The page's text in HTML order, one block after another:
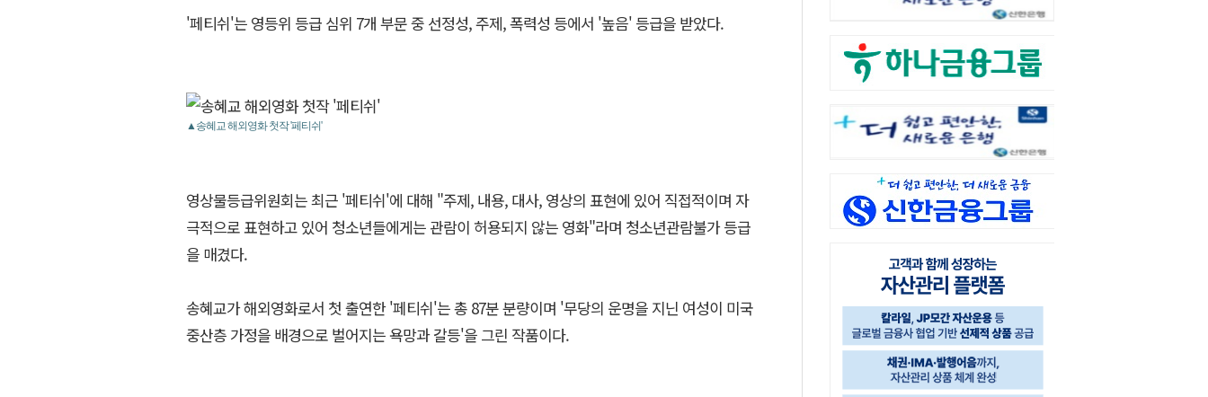
'페티쉬'는 영등위 등급 심위 7개 부문 중 선정성, 주제, 폭력성 등에서 '높음' 등급을 받았다.
▲송혜교 해외영화 첫작 '페티쉬'
영상물등급위원회는 최근 '페티쉬'에 대해 "주제, 내용, 대사, 영상의 표현에 있어 직접적이며 자
극적으로 표현하고 있어 청소년들에게는 관람이 허용되지 않는 영화"라며 청소년관람불가 등급
을 매겼다.
송혜교가 해외영화로서 첫 출연한 '페티쉬'는 총 87분 분량이며 '무당의 운명을 지닌 여성이 미국
중산층 가정을 배경으로 벌어지는 욕망과 갈등'을 그린 작품이다.